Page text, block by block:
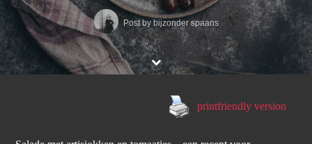
Post by bijzonder spaans
printfriendly version